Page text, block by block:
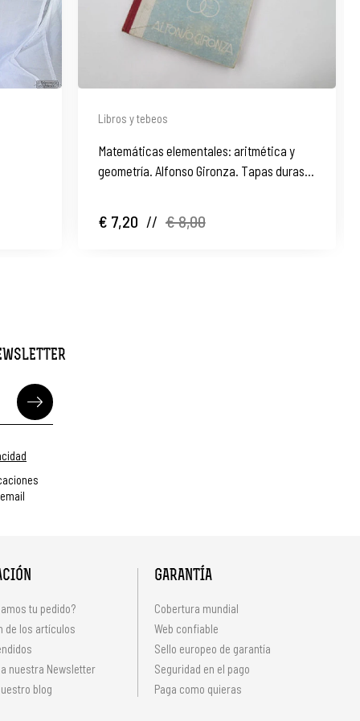
Libros y tebeos
Matemáticas elementales: aritmética y
geometría. Alfonso Gironza. Tapas duras.
€ 7,20 // € 8,00
tu pedido?
de los artículos
nuestra Newsletter
blog
GARANTÍA
Cobertura mundial
Web confiable
Sello europeo de garantía
Seguridad en el pago
Paga como quieras